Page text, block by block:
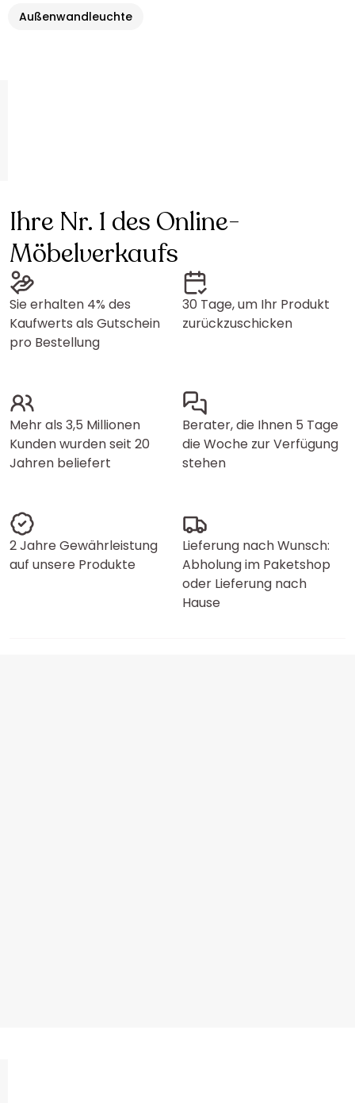
Außenwandleuchte
Ihre Nr. 1 des Online-
Möbelverkaufs
Sie erhalten 4% des
Kaufwerts als Gutschein
pro Bestellung
30 Tage, um Ihr Produkt
zurückzuschicken
Mehr als 3,5 Millionen
Kunden wurden seit 20
Jahren beliefert
Berater, die Ihnen 5 Tage
die Woche zur Verfügung
stehen
2 Jahre Gewährleistung
auf unsere Produkte
Lieferung nach Wunsch:
Abholung im Paketshop
oder Lieferung nach
Hause